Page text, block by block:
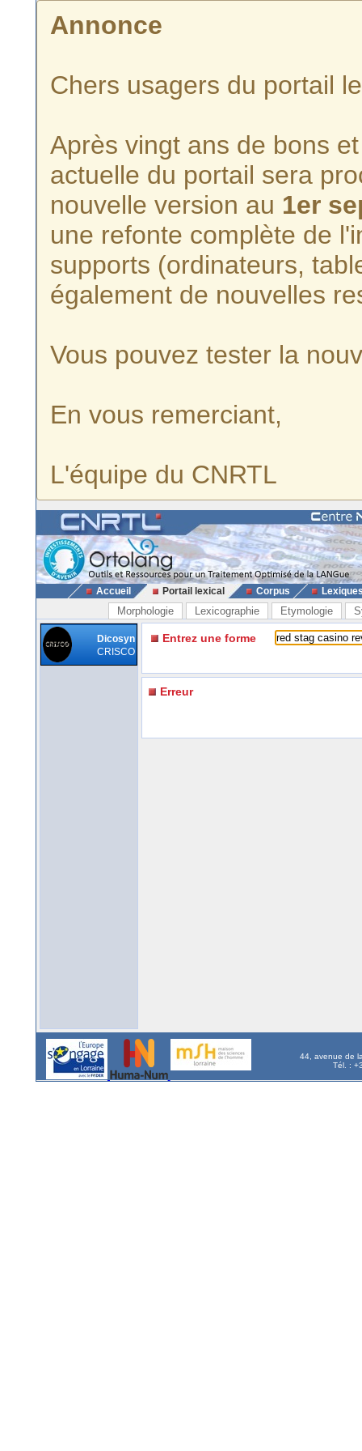
Annonce
Chers usagers du portail
Après vingt ans de bons
actuelle du portail sera
nouvelle version au 1er
une refonte complète de
supports (ordinateurs,
également de nouvelles
Vous pouvez tester la
En vous remerciant,
L'équipe du CNRTL
Accueil Portail lexical Corpus
Morphologie Lexicographie Etymologie
Dicosyn
CRISCO
Entrez une forme
Erreur
44, avenue de
Tél. :